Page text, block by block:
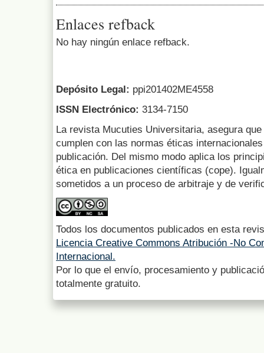
Enlaces refback
No hay ningún enlace refback.
Depósito Legal: ppi201402ME4558
ISSN Electrónico: 3134-7150
La revista Mucuties Universitaria, asegura
cumplen con las normas éticas
publicación. Del mismo modo aplica los
ética en publicaciones científicas (cope).
sometidos a un proceso de arbitraje y de
Todos los documentos publicados en esta
Licencia Creative Commons Atribución -No
Internacional.
Por lo que el envío, procesamiento y
totalmente gratuito.